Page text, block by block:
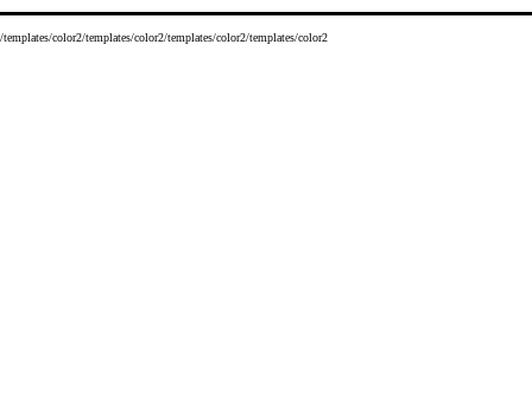
/templates/color2/templates/color2/templates/color2/templates/color2